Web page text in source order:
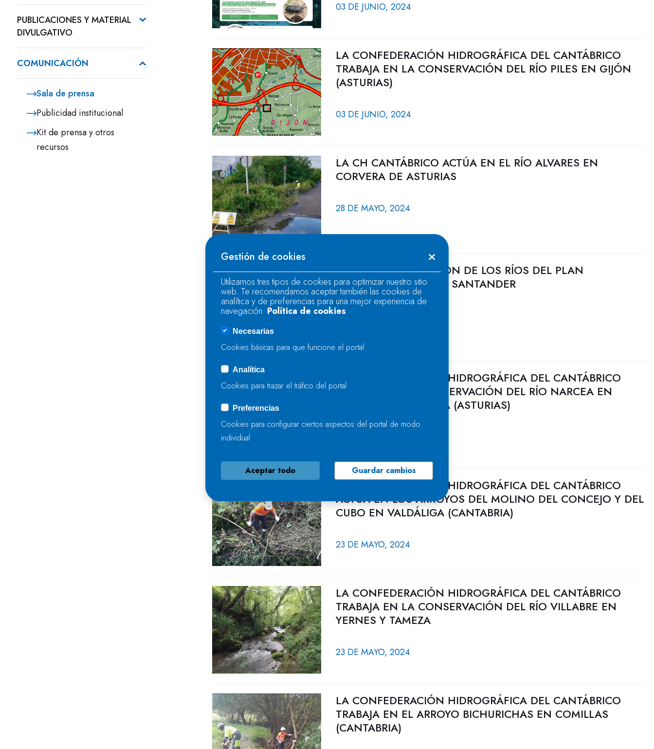
PUBLICACIONES Y MATERIAL
DIVULGATIVO
COMUNICACIÓN
Sala de prensa
Publicidad institucional
Kit de prensa y otros
recursos
03 DE JUNIO, 2024
LA CONFEDERACIÓN HIDROGRÁFICA DEL CANTÁBRICO
TRABAJA EN LA CONSERVACIÓN DEL RÍO PILES EN GIJÓN
(ASTURIAS)
03 DE JUNIO, 2024
LA CH CANTÁBRICO ACTÚA EN EL RÍO ALVARES EN
CORVERA DE ASTURIAS
28 DE MAYO, 2024
JUNTA DE EXPLOTACIÓN DE LOS RÍOS DEL PLAN
HIDROLÓGICO II-B EN SANTANDER
27 DE MAYO, 2024
LA CONFEDERACIÓN HIDROGRÁFICA DEL CANTÁBRICO
TRABAJA EN LA CONSERVACIÓN DEL RÍO NARCEA EN
CANGAS DEL NARCEA (ASTURIAS)
LA CONFEDERACIÓN HIDROGRÁFICA DEL CANTÁBRICO
ACTÚA EN LOS ARROYOS DEL MOLINO DEL CONCEJO Y DEL
CUBO EN VALDÁLIGA (CANTABRIA)
23 DE MAYO, 2024
LA CONFEDERACIÓN HIDROGRÁFICA DEL CANTÁBRICO
TRABAJA EN LA CONSERVACIÓN DEL RÍO VILLABRE EN
YERNES Y TAMEZA
23 DE MAYO, 2024
LA CONFEDERACIÓN HIDROGRÁFICA DEL CANTÁBRICO
TRABAJA EN EL ARROYO BICHURICHAS EN COMILLAS
(CANTABRIA)
Gestión de cookies
Utilizamos tres tipos de cookies para optimizar nuestro sitio
web. Te recomendamos aceptar también las cookies de
analítica y de preferencias para una mejor experiencia de
navegación. Política de cookies
Necesarias
Cookies básicas para que funcione el portal
Analítica
Cookies para trazar el tráfico del portal
Preferencias
Cookies para configurar ciertos aspectos del portal de modo
individual
Aceptar todo Guardar cambios